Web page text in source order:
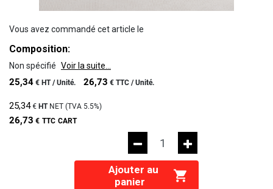
Vous avez commandé cet article le
Composition:
Non spécifié Voir la suite...
25,34 € HT /Unité. 26,73 € TTC /Unité.
25,34€ HTNET (TVA 5.5%)
26,73 € TTC CART
Ajouter au
panier